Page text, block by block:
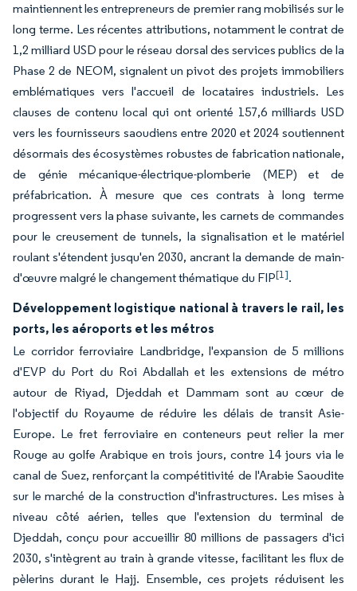
maintiennent les entrepreneurs de premier rang mobilisés sur le
long terme. Les récentes attributions, notamment le contrat de
1,2 milliard USD pour le réseau dorsal des services publics de la
Phase 2 de NEOM, signalent un pivot des projets immobiliers
emblématiques vers l'accueil de locataires industriels. Les
clauses de contenu local qui ont orienté 157,6 milliards USD
vers les fournisseurs saoudiens entre 2020 et 2024 soutiennent
désormais des écosystèmes robustes de fabrication nationale,
de génie mécanique-électrique-plomberie (MEP) et de
préfabrication. À mesure que ces contrats à long terme
progressent vers la phase suivante, les carnets de commandes
pour le creusement de tunnels, la signalisation et le matériel
roulant s'étendent jusqu'en 2030, ancrant la demande de main-
d'œuvre malgré le changement thématique du FIP[1].
Développement logistique national à travers le rail, les
ports, les aéroports et les métros
Le corridor ferroviaire Landbridge, l'expansion de 5 millions
d'EVP du Port du Roi Abdallah et les extensions de métro
autour de Riyad, Djeddah et Dammam sont au cœur de
l'objectif du Royaume de réduire les délais de transit Asie-
Europe. Le fret ferroviaire en conteneurs peut relier la mer
Rouge au golfe Arabique en trois jours, contre 14 jours via le
canal de Suez, renforçant la compétitivité de l'Arabie Saoudite
sur le marché de la construction d'infrastructures. Les mises à
niveau côté aérien, telles que l'extension du terminal de
Djeddah, conçu pour accueillir 80 millions de passagers d'ici
2030, s'intègrent au train à grande vitesse, facilitant les flux de
pèlerins durant le Hajj. Ensemble, ces projets réduisent les